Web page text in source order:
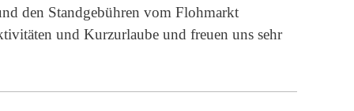
den Standgebühren vom Flohmarkt
und Kurzurlaube und freuen uns sehr